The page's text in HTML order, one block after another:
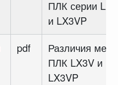
ПЛК серии
и LX3VP
pdf
Различия
ПЛК LX3V и
LX3VP